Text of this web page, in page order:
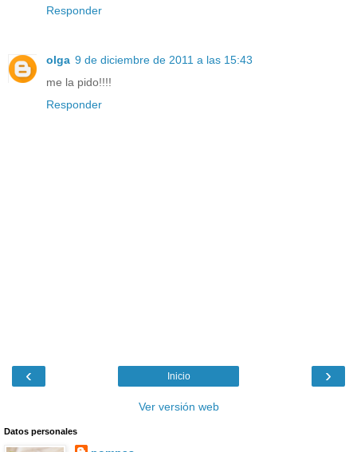
Responder
olga 9 de diciembre de 2011 a las 15:43
me la pido!!!!
Responder
‹ ›
Inicio
Ver versión web
Datos personales